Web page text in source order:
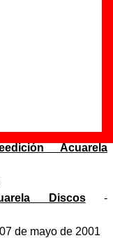
Acuarela
Discos-
07 de mayo de 2001